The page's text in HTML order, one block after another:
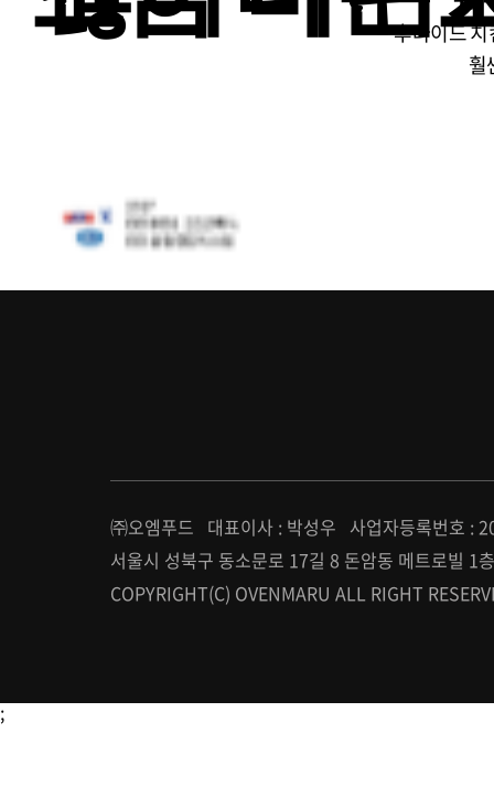
후라이드
훨
㈜오엠푸드 대표이사 : 박성우 사업자등록번호 :
서울시 성북구 동소문로 17길 8 돈암동 메트로
COPYRIGHT(C) OVENMARU ALL RIGHT
;